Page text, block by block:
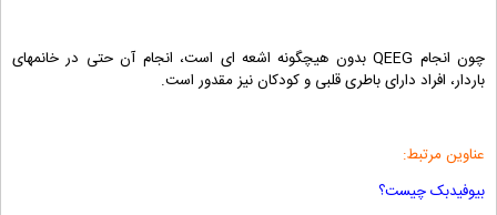
چون انجام QEEG بدون هیچگونه اشعه ای است، انجام آن حتی در خانمهای
باردار، افراد دارای باطری قلبی و کودکان نیز مقدور است.
عناوین مرتبط:
بیوفیدبک چیست؟